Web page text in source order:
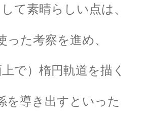
て素晴らしい点は、
た考察を進め、
で）楕円軌道を描く
を導き出すといった